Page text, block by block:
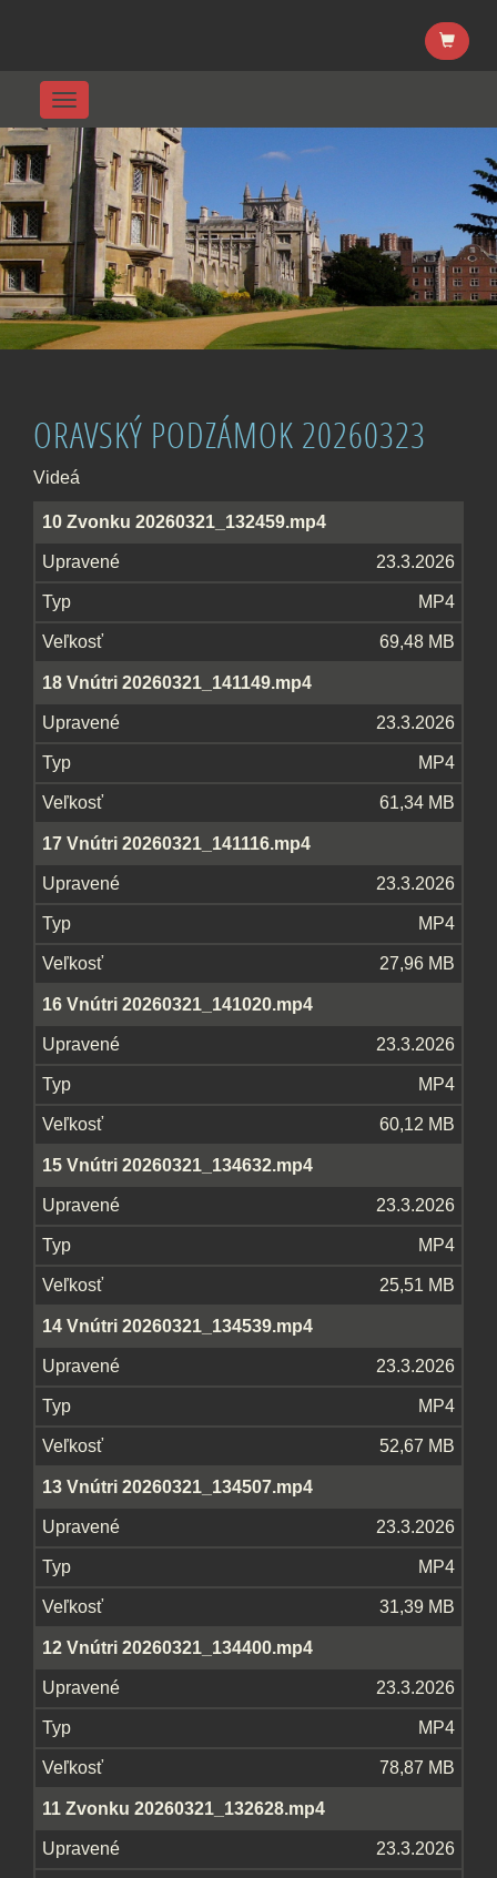
Menu
ORAVSKÝ PODZÁMOK 20260323
Videá
10 Zvonku 20260321_132459.mp4
23.3.2026
MP4
69,48 MB
18 Vnútri 20260321_141149.mp4
23.3.2026
MP4
61,34 MB
17 Vnútri 20260321_141116.mp4
23.3.2026
MP4
27,96 MB
16 Vnútri 20260321_141020.mp4
23.3.2026
MP4
60,12 MB
15 Vnútri 20260321_134632.mp4
23.3.2026
MP4
25,51 MB
14 Vnútri 20260321_134539.mp4
23.3.2026
MP4
52,67 MB
13 Vnútri 20260321_134507.mp4
23.3.2026
MP4
31,39 MB
12 Vnútri 20260321_134400.mp4
23.3.2026
MP4
78,87 MB
11 Zvonku 20260321_132628.mp4
23.3.2026